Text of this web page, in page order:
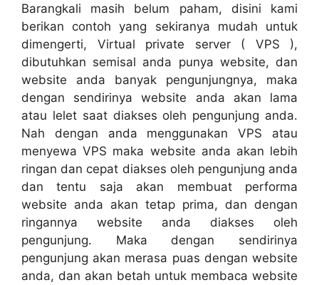
Barangkali masih belum paham, disini kami
berikan contoh yang sekiranya mudah untuk
dimengerti, Virtual private server ( VPS ),
dibutuhkan semisal anda punya website, dan
website anda banyak pengunjungnya, maka
dengan sendirinya website anda akan lama
atau lelet saat diakses oleh pengunjung anda.
Nah dengan anda menggunakan VPS atau
menyewa VPS maka website anda akan lebih
ringan dan cepat diakses oleh pengunjung anda
dan tentu saja akan membuat performa
website anda akan tetap prima, dan dengan
ringannya website anda diakses oleh
pengunjung. Maka dengan sendirinya
pengunjung akan merasa puas dengan website
anda, dan akan betah untuk membaca website